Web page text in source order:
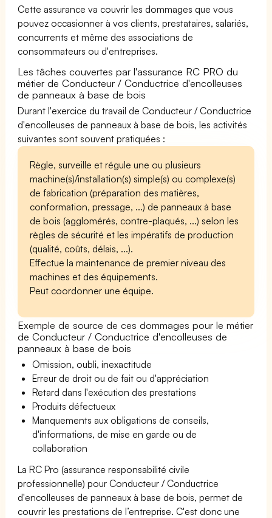
Cette assurance va couvrir les dommages que vous
pouvez occasionner à vos clients, prestataires, salariés,
concurrents et même des associations de
consommateurs ou d'entreprises.
Les tâches couvertes par l'assurance RC PRO du
métier de Conducteur / Conductrice d'encolleuses
de panneaux à base de bois
Durant l'exercice du travail de Conducteur / Conductrice
d'encolleuses de panneaux à base de bois, les activités
suivantes sont souvent pratiquées :
Règle, surveille et régule une ou plusieurs
machine(s)/installation(s) simple(s) ou complexe(s)
de fabrication (préparation des matières,
conformation, pressage, ...) de panneaux à base
de bois (agglomérés, contre-plaqués, ...) selon les
règles de sécurité et les impératifs de production
(qualité, coûts, délais, ...).
Effectue la maintenance de premier niveau des
machines et des équipements.
Peut coordonner une équipe.
Exemple de source de ces dommages pour le métier
de Conducteur / Conductrice d'encolleuses de
panneaux à base de bois
Omission, oubli, inexactitude
Erreur de droit ou de fait ou d'appréciation
Retard dans l'exécution des prestations
Produits défectueux
Manquements aux obligations de conseils,
d'informations, de mise en garde ou de
collaboration
La RC Pro (assurance responsabilité civile
professionnelle) pour Conducteur / Conductrice
d'encolleuses de panneaux à base de bois, permet de
couvrir les prestations de l’entreprise. C'est donc une